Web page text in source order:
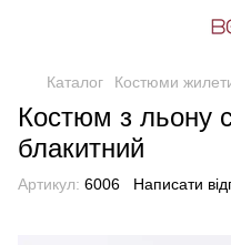
Каталог Костюми
Костюм з льону
блакитний
Артикул: 6006 Написати